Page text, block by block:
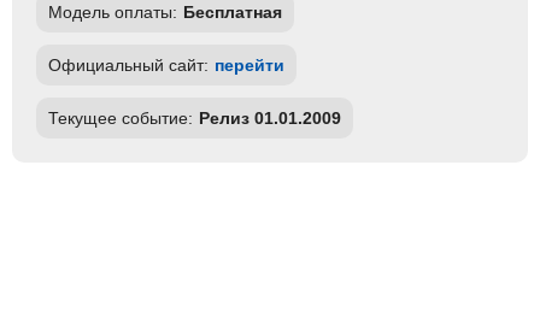
Модель оплаты: Бесплатная
Официальный сайт: перейти
Текущее событие: Релиз 01.01.2009